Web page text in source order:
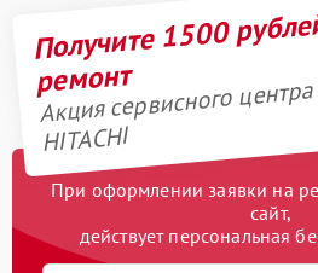
Получите 1500
ремонт
Акция сервисного центра
HITACHI
При оформлении заявки на
сайт,
действует персональная